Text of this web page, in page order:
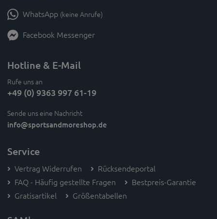
WhatsApp (keine Anrufe)
Facebook Messenger
Hotline & E-Mail
Rufe uns an
+49 (0) 9363 997 61-19
Sende uns eine Nachricht
info@sportsandmoreshop.de
Service
Vertrag Widerrufen
Rücksendeportal
FAQ - Häufig gestellte Fragen
Bestpreis-Garantie
Gratisartikel
Größentabellen